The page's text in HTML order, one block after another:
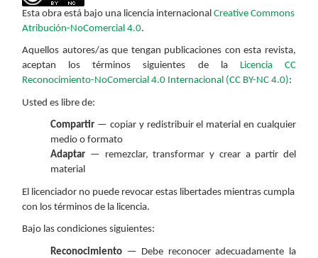
Esta obra está bajo una licencia internacional Creative Commons
Atribución-NoComercial 4.0.
Aquellos autores/as que tengan publicaciones con esta revista,
aceptan los términos siguientes de la Licencia CC
Reconocimiento-NoComercial 4.0 Internacional (CC BY-NC 4.0):
Usted es libre de:
Compartir — copiar y redistribuir el material en cualquier
medio o formato
Adaptar — remezclar, transformar y crear a partir del
material
El licenciador no puede revocar estas libertades mientras cumpla
con los términos de la licencia.
Bajo las condiciones siguientes:
Reconocimiento — Debe reconocer adecuadamente la